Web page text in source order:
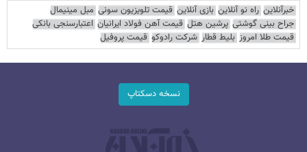
خبرآنلاین راه نو آنلاین بازی آنلاین قیمت تلویزیون سونی مبل مینیمال
جراح بینی گوشتی پرشین هتل قیمت آهن فولاد ایرانیان اعتبارسنجی بانکی
قیمت طلا امروز بلیط قطار شرکت رادوکو قیمت پروفیل
نسخه دسکتاپ